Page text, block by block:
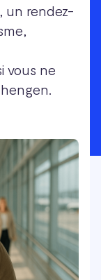
un rendez-
vous ne